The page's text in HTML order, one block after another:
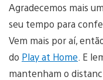
Agradecemos mais
seu tempo para
Vem mais por aí,
do Play at Home . E
mantenham o